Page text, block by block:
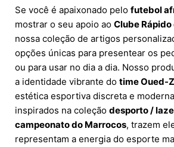
Se você é apaixonado pelo futebol
mostrar o seu apoio ao Clube
nossa coleção de artigos
opções únicas para presentear os
ou para usar no dia a dia. Nosso
a identidade vibrante do time Oued-
estética esportiva discreta e
inspirados na coleção desporto /
campeonato do Marrocos, trazem
representam a energia do esporte